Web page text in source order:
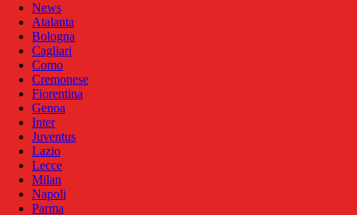
News
Atalanta
Bologna
Cagliari
Como
Cremonese
Fiorentina
Genoa
Inter
Juventus
Lazio
Lecce
Milan
Napoli
Parma